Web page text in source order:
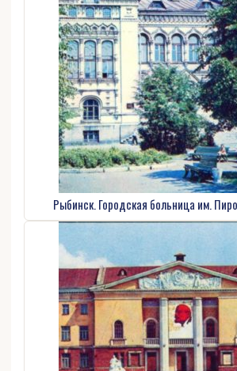
Рыбинск. Городская больница им.